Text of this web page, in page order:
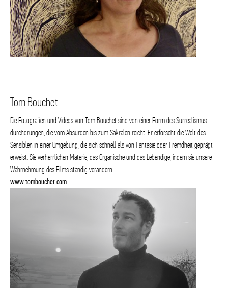
Tom Bouchet
Die Fotografien und Videos von Tom Bouchet sind von einer Form des Surrealismus
durchdrungen, die vom Absurden bis zum Sakralen reicht. Er erforscht die Welt des
Sensiblen in einer Umgebung, die sich schnell als von Fantasie oder Fremdheit geprägt
erweist. Sie verherrlichen Materie, das Organische und das Lebendige, indem sie unsere
Wahrnehmung des Films ständig verändern.
www.tombouchet.com